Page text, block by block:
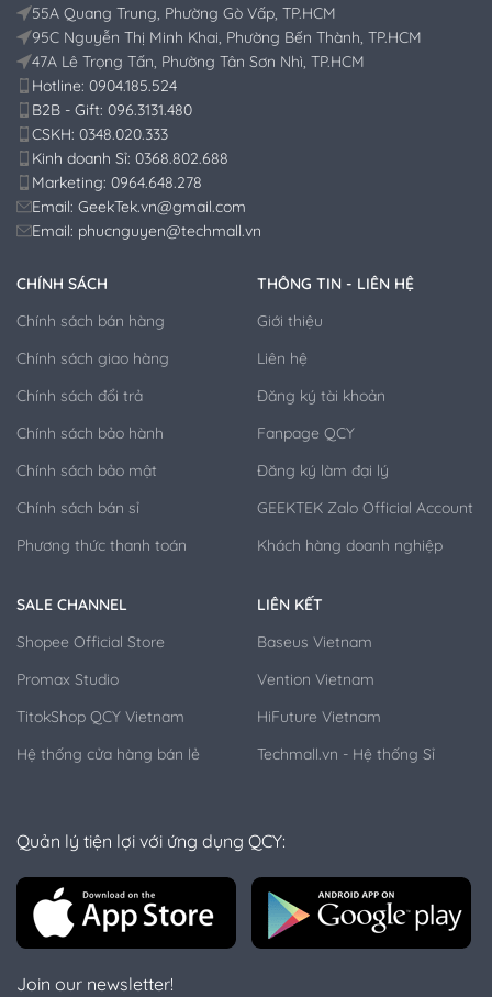
55A Quang Trung, Phường Gò Vấp, TP.HCM
95C Nguyễn Thị Minh Khai, Phường Bến Thành, TP.HCM
47A Lê Trọng Tấn, Phường Tân Sơn Nhì, TP.HCM
Hotline: 0904.185.524
B2B - Gift: 096.3131.480
CSKH: 0348.020.333
Kinh doanh Sỉ: 0368.802.688
Marketing: 0964.648.278
Email: GeekTek.vn@gmail.com
Email: phucnguyen@techmall.vn
CHÍNH SÁCH
Chính sách bán hàng
Chính sách giao hàng
Chính sách đổi trả
Chính sách bảo hành
Chính sách bảo mật
Chính sách bán sỉ
Phương thức thanh toán
SALE CHANNEL
Shopee Official Store
Promax Studio
TitokShop QCY Vietnam
Hệ thống cửa hàng bán lẻ
THÔNG TIN - LIÊN HỆ
Giới thiệu
Liên hệ
Đăng ký tài khoản
Fanpage QCY
Đăng ký làm đại lý
GEEKTEK Zalo Official Account
Khách hàng doanh nghiệp
LIÊN KẾT
Baseus Vietnam
Vention Vietnam
HiFuture Vietnam
Techmall.vn - Hệ thống Sỉ
Quản lý tiện lợi với ứng dụng QCY:
Join our newsletter!